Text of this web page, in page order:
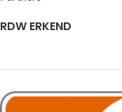
RDW ERKEND